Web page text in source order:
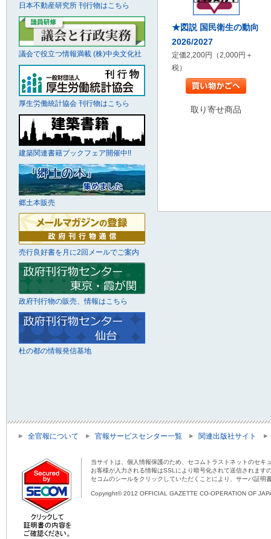
★図説 国民衛生の動向
2026/2027
定価2,200円（2,000円＋
税）
取り寄せ商品
日本不動産研究所 刊行物はこちら
議会で役立つ情報満載 (株)中央文化社
厚生労働統計協会 刊行物はこちら
建築関連書籍ブックフェア開催中!!
郷土本販売
売行良好書を月に2回メールでご案内
政府刊行物の販売、情報はこちら
杜の都の情報発信基地
全官報について 官報サービスセンター一覧 関連出版社サイト
当サイトは、個人情報保護のため、セコムトラストネットのセキ
お客様が入力される情報はSSLにより暗号化されて送信されま
セコムのシールをクリックしていただくことにより、サーバ証明
Copyright© 2012 OFFICIAL GAZETTE CO-OPERATION OF